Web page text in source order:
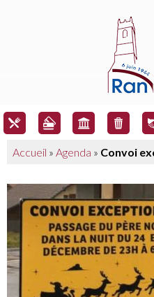
Accueil » Agenda » Convoi